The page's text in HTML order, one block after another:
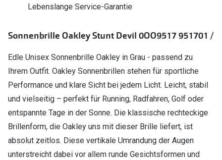
Blaulichtfilter
Stellest®-Brillengläser
Zubehör
Brillenbügel
Brillenetuis
Brillenkettchen
Lebenslange Service-Garantie
Sonnenbrille Oakley Stunt Devil 0OO9517 951701 /
Edle Unisex Sonnenbrille Oakley in Grau - passend zu
Ihrem Outfit. Oakley Sonnenbrillen stehen für sportliche
Performance und klare Sicht bei jedem Licht. Leicht, stabil
und vielseitig – perfekt für Running, Radfahren, Golf oder
entspannte Tage in der Sonne. Die klassische rechteckige
Brillenform, die Oakley uns mit dieser Brille liefert, ist
absolut zeitlos. Diese vertikale Umrandung der Augen
unterstreicht dabei vor allem runde Gesichtsformen und